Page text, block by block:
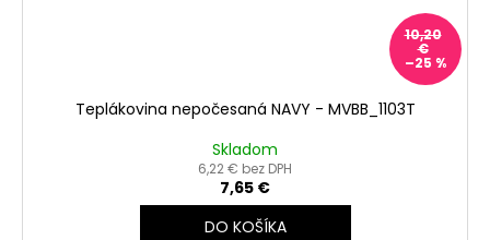
10,20
€
–25 %
Teplákovina nepočesaná NAVY - MVBB_1103T
Skladom
6,22 € bez DPH
7,65 €
DO KOŠÍKA